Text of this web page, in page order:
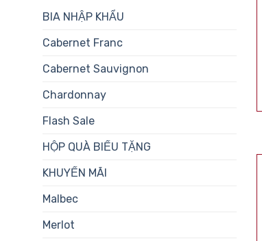
BIA NHẬP KHẨU
Cabernet Franc
Cabernet Sauvignon
Chardonnay
Flash Sale
HỘP QUÀ BIẾU TẶNG
KHUYẾN MÃI
Malbec
Merlot